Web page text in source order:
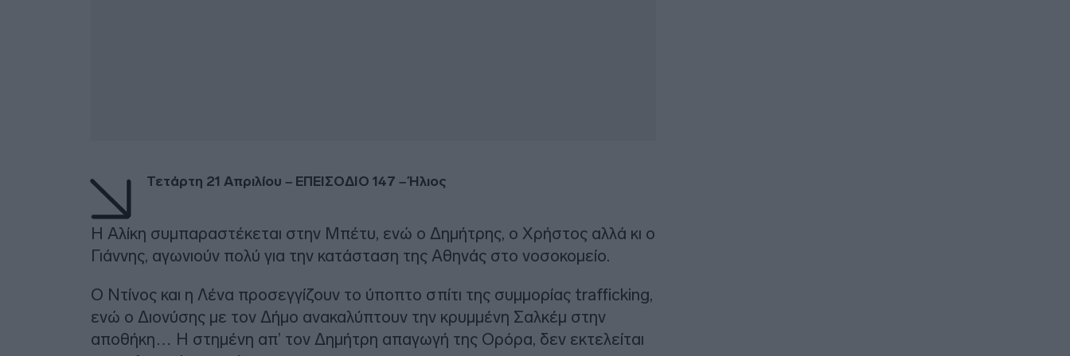
Τετάρτη 21 Απριλίου – ΕΠΕΙΣΟΔΙΟ 147 – Ήλιος
Η Αλίκη συμπαραστέκεται στην Μπέτυ, ενώ ο Δημήτρης, ο Χρήστος αλλά κι ο
Γιάννης, αγωνιούν πολύ για την κατάσταση της Αθηνάς στο νοσοκομείο.
Ο Ντίνος και η Λένα προσεγγίζουν το ύποπτο σπίτι της συμμορίας trafficking,
ενώ ο Διονύσης με τον Δήμο ανακαλύπτουν την κρυμμένη Σαλκέμ στην
αποθήκη… Η στημένη απ’ τον Δημήτρη απαγωγή της Ορόρα, δεν εκτελείται